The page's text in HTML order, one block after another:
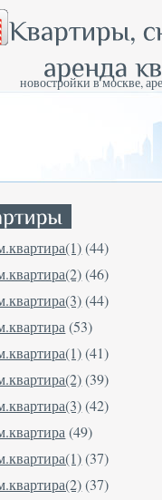
новостройки в москве,
(44)
(46)
(44)
(53)
(41)
(39)
(42)
(49)
(37)
(37)